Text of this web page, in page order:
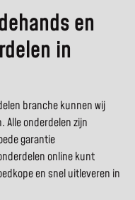
en
in
branche kunnen wij
Alle onderdelen zijn
garantie
online kunt
en snel uitleveren in